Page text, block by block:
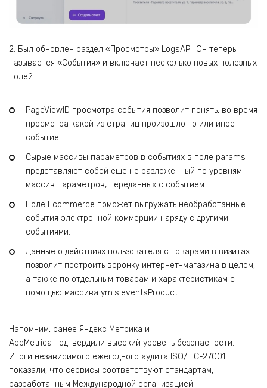
2. Был обновлен раздел «Просмотры» LogsAPI. Он теперь
называется «События» и включает несколько новых полезных
полей.
PageViewID просмотра события позволит понять, во время
просмотра какой из страниц произошло то или иное
событие.
Сырые массивы параметров в событиях в поле params
представляют собой еще не разложенный по уровням
массив параметров, переданных с событием.
Поле Ecommerce поможет выгружать необработанные
события электронной коммерции наряду с другими
событиями.
Данные о действиях пользователя с товарами в визитах
позволит построить воронку интернет-магазина в целом,
а также по отдельным товарам и характеристикам с
помощью массива ym:s:eventsProduct.
Напомним, ранее Яндекс Метрика и
AppMetrica подтвердили высокий уровень безопасности.
Итоги независимого ежегодного аудита ISO/IEC-27001
показали, что сервисы соответствуют стандартам,
разработанным Международной организацией